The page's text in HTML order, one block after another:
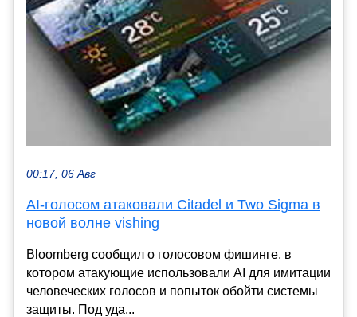
00:17, 06 Авг
AI-голосом атаковали Citadel и Two Sigma в
новой волне vishing
Bloomberg сообщил о голосовом фишинге, в
котором атакующие использовали AI для имитации
человеческих голосов и попыток обойти системы
защиты. Под уда...